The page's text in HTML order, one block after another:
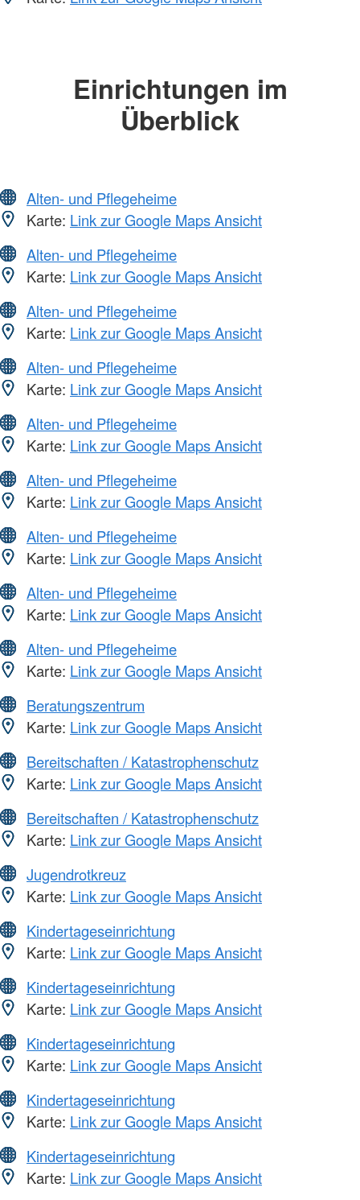
Einrichtungen im
Überblick
Alten- und Pflegeheime
Karte: Link zur Google Maps Ansicht
Alten- und Pflegeheime
Karte: Link zur Google Maps Ansicht
Alten- und Pflegeheime
Karte: Link zur Google Maps Ansicht
Alten- und Pflegeheime
Karte: Link zur Google Maps Ansicht
Alten- und Pflegeheime
Karte: Link zur Google Maps Ansicht
Alten- und Pflegeheime
Karte: Link zur Google Maps Ansicht
Alten- und Pflegeheime
Karte: Link zur Google Maps Ansicht
Alten- und Pflegeheime
Karte: Link zur Google Maps Ansicht
Alten- und Pflegeheime
Karte: Link zur Google Maps Ansicht
Beratungszentrum
Karte: Link zur Google Maps Ansicht
Bereitschaften / Katastrophenschutz
Karte: Link zur Google Maps Ansicht
Bereitschaften / Katastrophenschutz
Karte: Link zur Google Maps Ansicht
Jugendrotkreuz
Karte: Link zur Google Maps Ansicht
Kindertageseinrichtung
Karte: Link zur Google Maps Ansicht
Kindertageseinrichtung
Karte: Link zur Google Maps Ansicht
Kindertageseinrichtung
Karte: Link zur Google Maps Ansicht
Kindertageseinrichtung
Karte: Link zur Google Maps Ansicht
Kindertageseinrichtung
Karte: Link zur Google Maps Ansicht